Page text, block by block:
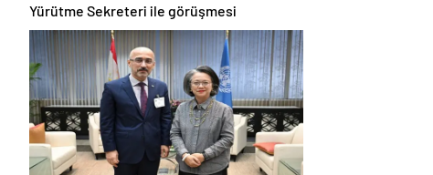
Yürütme Sekreteri ile görüşmesi